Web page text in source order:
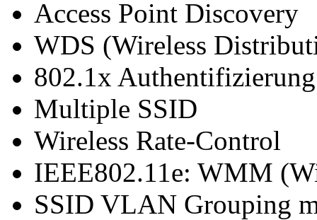
Access Point Discovery
WDS (Wireless
802.1x Authentifizierung
Multiple SSID
Wireless Rate-Control
IEEE802.11e: WMM
SSID VLAN Grouping